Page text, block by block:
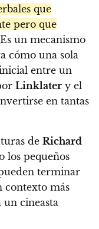
que
pero que
Es un mecanismo
cómo una sola
entre un
Linklater y el
en tantas
de Richard
los pequeños
terminar
contexto más
cineasta